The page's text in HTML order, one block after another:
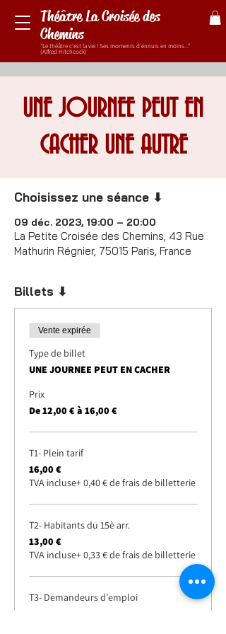
Théâtre La Croisée des
Chemins
"Le théâtre c'est la vie ! Ses moments d'ennuis en moins..."
(Alfred Hitchcock)
UNE JOURNEE PEUT EN
CACHER UNE AUTRE
Choisissez une séance ⬇
09 déc. 2023, 19:00 – 20:00
La Petite Croisée des Chemins, 43 Rue
Mathurin Régnier, 75015 Paris, France
Billets ⬇
Vente expirée
Type de billet
UNE JOURNEE PEUT EN CACHER
Prix
De 12,00 € à 16,00 €
T1- Plein tarif
16,00 €
TVA incluse+ 0,40 € de frais de billetterie
T2- Habitants du 15è arr.
13,00 €
TVA incluse+ 0,33 € de frais de billetterie
T3- Demandeurs d'emploi